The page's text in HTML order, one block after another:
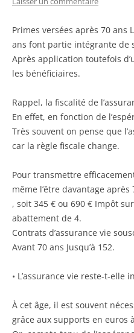
Primes versées après 70 ans
ans font partie intégrante de
Après application toutefois
les bénéficiaires.
Rappel, la fiscalité de
En effet, en fonction de
Très souvent on pense que
car la règle fiscale change.
Pour transmettre
même l’être davantage après
, soit 345 € ou 690 € Impôt
abattement de 4.
Contrats d’assurance vie
Avant 70 ans Jusqu’à 152.
• L’assurance vie reste-t-elle
À cet âge, il est souvent
grâce aux supports en euros